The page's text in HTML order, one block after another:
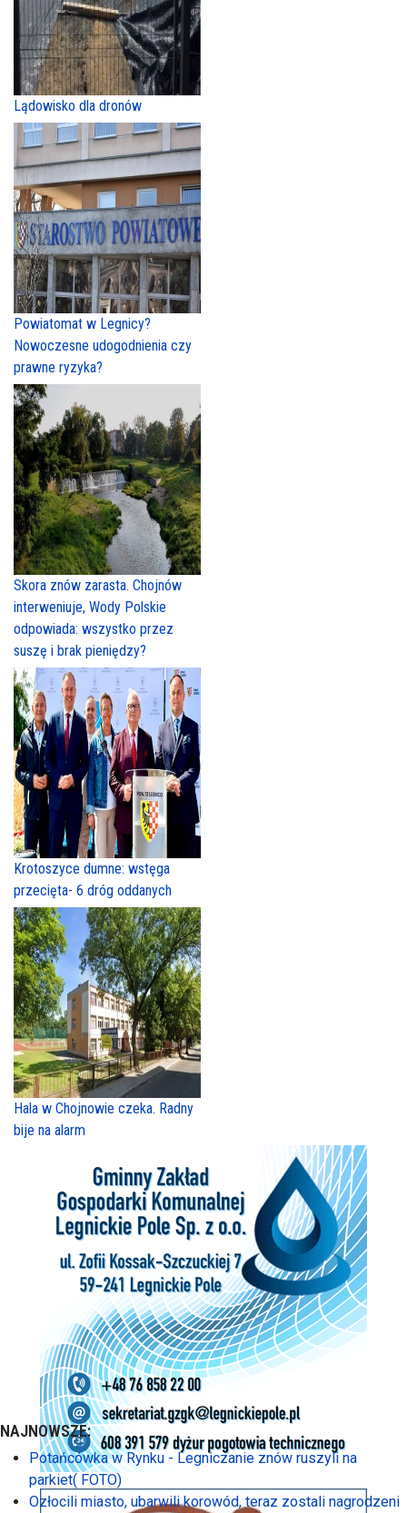
Lądowisko dla dronów
Powiatomat w Legnicy?
Nowoczesne udogodnienia czy
prawne ryzyka?
Skora znów zarasta. Chojnów
interweniuje, Wody Polskie
odpowiada: wszystko przez
suszę i brak pieniędzy?
Krotoszyce dumne: wstęga
przecięta- 6 dróg oddanych
Hala w Chojnowie czeka. Radny
bije na alarm
NAJNOWSZE:
Potańcówka w Rynku - Legniczanie znów ruszyli na
parkiet( FOTO)
Ozłocili miasto, ubarwili korowód, teraz zostali nagrodzeni